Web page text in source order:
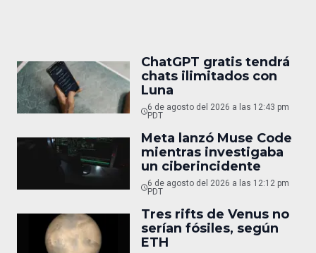
ChatGPT gratis tendrá
chats ilimitados con
Luna
6 de agosto del 2026 a las 12:43 pm
PDT
Meta lanzó Muse Code
mientras investigaba
un ciberincidente
6 de agosto del 2026 a las 12:12 pm
PDT
Tres rifts de Venus no
serían fósiles, según
ETH